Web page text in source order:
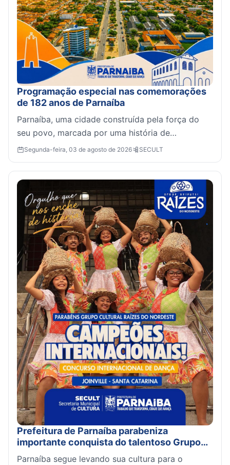
Programação especial nas comemorações
de 182 anos de Parnaíba
Parnaíba, uma cidade construída pela força do
seu povo, marcada por uma história de
conquistas, tradições e desenvolvimento, se
prepara para viver mai...
Segunda-feira, 03 de agosto de 2026 SECULT
Prefeitura de Parnaíba parabeniza
importante conquista do talentoso Grupo
Cultural Raízes do Nordeste
Parnaíba segue levando sua cultura para o